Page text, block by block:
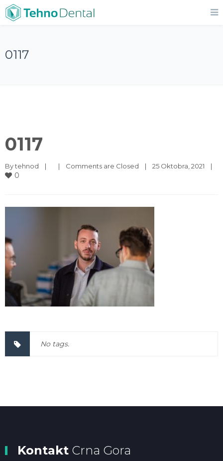
0117
0117
By tehnod | | Comments are Closed | 25 Oktobra, 2021 |
0
No tags.
Kontakt Crna Gora